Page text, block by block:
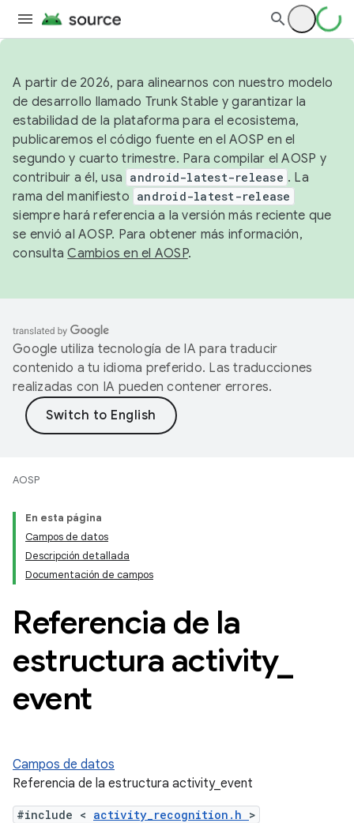
A partir de 2026, para alinearnos con nuestro modelo
de desarrollo llamado Trunk Stable y garantizar la
estabilidad de la plataforma para el ecosistema,
publicaremos el código fuente en el AOSP en el
segundo y cuarto trimestre. Para compilar el AOSP y
contribuir a él, usa android-latest-release . La
rama del manifiesto android-latest-release
siempre hará referencia a la versión más reciente que
se envió al AOSP. Para obtener más información,
consultaCambios en el AOSP.
Google utiliza tecnología de IA para traducir
contenido a tu idioma preferido. Las traducciones
realizadas con IA pueden contener errores.
AOSP
En esta página
Campos de datos
Descripción detallada
Documentación de campos
Referencia de la
estructura activity_
event
Campos de datos
Referencia de la estructura activity_event
#include < activity_recognition.h >